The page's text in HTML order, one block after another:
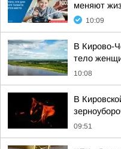
меняют
10:09
В Кирово-
тело
10:08
В
09:51